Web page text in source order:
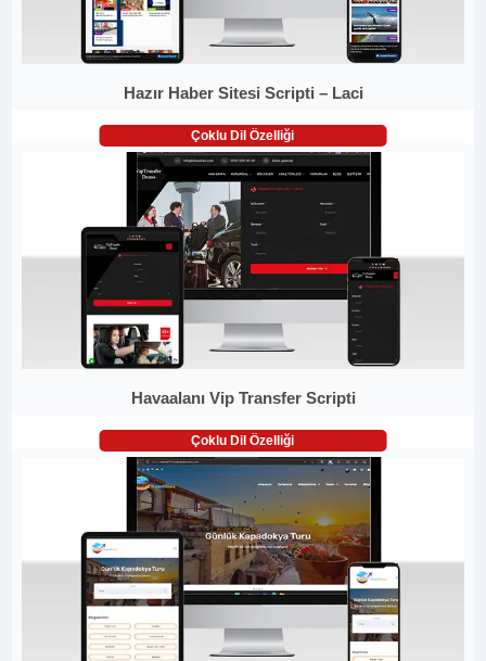
Hazır Haber Sitesi Scripti – Laci
Çoklu Dil Özelliği
Havaalanı Vip Transfer Scripti
Çoklu Dil Özelliği